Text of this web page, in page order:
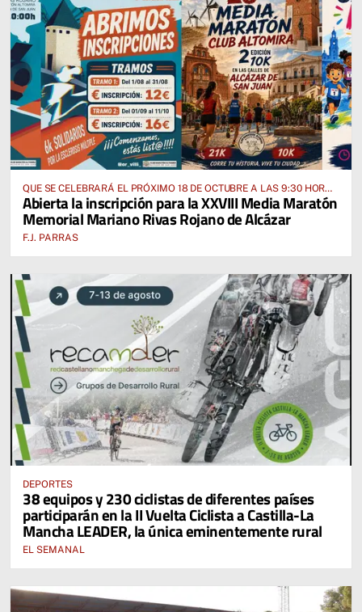
QUE SE CELEBRARÁ EL PRÓXIMO 18 DE OCTUBRE A LAS 9:30 HORAS
DESDE EL PABELLÓN VICENTE PANIAGUA
Abierta la inscripción para la XXVIII Media Maratón
Memorial Mariano Rivas Rojano de Alcázar
F.J. PARRAS
DEPORTES
38 equipos y 230 ciclistas de diferentes países
participarán en la II Vuelta Ciclista a Castilla-La
Mancha LEADER, la única eminentemente rural
EL SEMANAL